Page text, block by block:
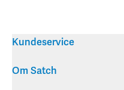
Kundeservice
Om Satch